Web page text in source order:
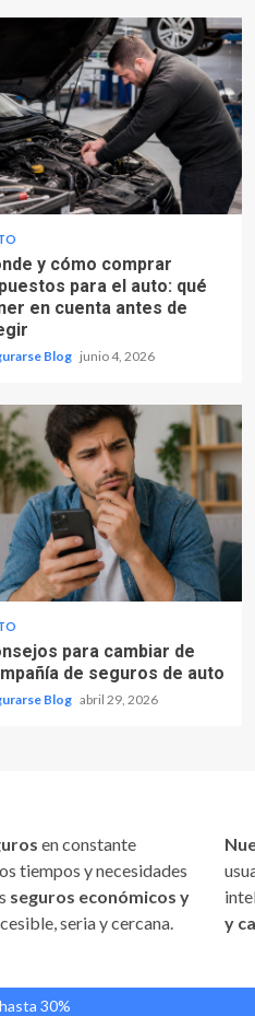
30%
y cómo comprar
para el auto: qué
en cuenta antes de
Blog junio 4, 2026
para cambiar de
de seguros de auto
Blog abril 29, 2026
en constante
tiempos y necesidades
seguros económicos y
seria y cercana.
y